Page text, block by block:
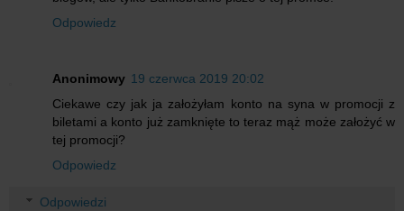
Odpowiedz
Anonimowy 19 czerwca 2019 20:02
Ciekawe czy jak ja założyłam konto na syna w promocji z
biletami a konto już zamknięte to teraz mąż może założyć w
tej promocji?
Odpowiedz
Odpowiedzi